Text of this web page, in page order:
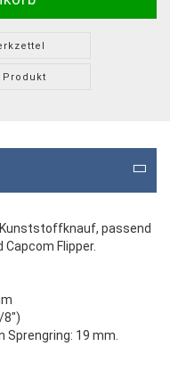
Produkt
passend
Capcom Flipper.
8")
Sprengring: 19 mm.